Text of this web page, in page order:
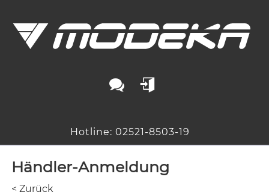
Hotline: 02521-8503-19
Händler-Anmeldung
< Zurück